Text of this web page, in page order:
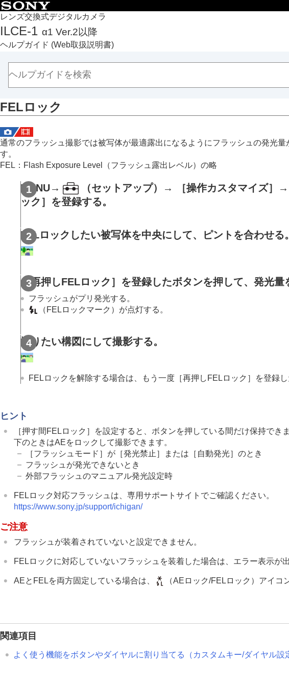
レンズ交換式デジタルカメラ
ILCE-1 α1 Ver.2以降
ヘルプガイド (Web取扱説明書)
トップページ
ヘルプガイドの使いかた
必ずお読みください
本体と付属品を確認する
本機の基本操作
MENU一覧から機能を探す
撮影機能を活用する
この章の目次
フォーカス（ピント）を合わせる
顔/瞳AF
露出/測光を調整する
ドライブモードを使う（連写/セルフタイマー）
インターバル撮影機能
より高解像の静止画を撮影する
タッチ機能を使う
フラッシュを使う
露出補正の影響
ワイヤレスフラッシュ
フラッシュ同調速優先
赤目軽減発光
FELロック
外部フラッシュ設定
レンズ補正
（静止画/動画）
ノイズリダクション
動画を撮影しながら静止画を切り出す
外部RAWレコーダーにRAW動画を出力する
FELロック
通常のフラッシュ撮影では被写体が最適露出になるようにフラッシュの発光
す。
FEL：Flash Exposure Level（フラッシュ露出レベル）の略
MENU→ （セットアップ）→ ［操作カスタマイズ］ →
ック］ を登録する。
FELロックしたい被写体を中央にして、ピントを合わせる。
［再押しFELロック］ を登録したボタンを押して、発光量
フラッシュがプリ発光する。
（FELロックマーク）が点灯する。
撮りたい構図にして撮影する。
FELロックを解除する場合は、もう一度 ［再押しFELロック］ を登録
ヒント
［押す間FELロック］ を設定すると、ボタンを押している間だけ保持でき
下のときはAEをロックして撮影できます。
［フラッシュモード］ が ［発光禁止］ または ［自動発光］のとき
フラッシュが発光できないとき
外部フラッシュのマニュアル発光設定時
FELロック対応フラッシュは、専用サポートサイトでご確認ください。
https://www.sony.jp/support/ichigan/
ご注意
フラッシュが装着されていないと設定できません。
FELロックに対応していないフラッシュを装着した場合は、エラー表示が出
AEとFELを両方固定している場合は、 （AEロック/FELロック）アイコ
関連項目
よく使う機能をボタンやダイヤルに割り当てる（ カスタムキー/ダイヤル設